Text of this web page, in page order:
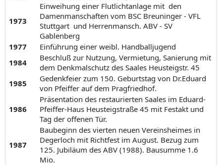
1973
Einweihung einer Flutlichtanlage mit den
Damenmanschaften vom BSC Breuninger - VFL
Stuttgart und Herrenmansch. ABV - SV
Gablenberg
1977
Einführung einer weibl. Handballjugend
1984
Beschluß zur Nutzung, Vermietung, Sanierung mit
dem Denkmalschutz des Saales Heusteigstr. 45
1985
Gedenkfeier zum 150. Geburtstag von Dr.Eduard
von Pfeiffer auf dem Pragfriedhof.
1986
Präsentation des restaurierten Saales im Eduard-
Pfeiffer-Haus Heusteigstraße 45 mit Festakt und
Tag der offenen Tür.
1987
Baubeginn des vierten neuen Vereinsheimes in
Degerloch mit Richtfest im August. Bezug zum
125. Jubiläum des ABV (1988). Bausumme 1.6
Mio.